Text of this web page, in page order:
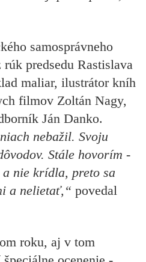
samosprávneho
predsedu Rastislava
maliar, ilustrátor kníh
filmov Zoltán Nagy,
Ján Danko.
nebažil. Svoju
Stále hovorím -
nie krídla, preto sa
a nelietať,“ povedal
roku, aj v tom